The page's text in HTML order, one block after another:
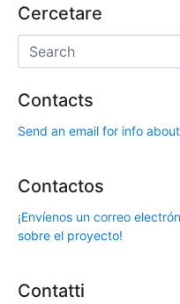
Cercetare
Contacts
Send an email for info
Contactos
¡Envíenos un correo
sobre el proyecto!
Contatti